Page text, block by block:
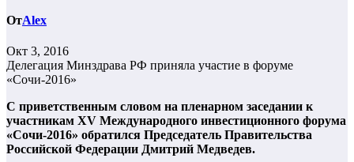
ОтAlex
Окт 3, 2016
Делегация Минздрава РФ приняла участие в форуме
«Сочи-2016»
С приветственным словом на пленарном заседании к
участникам XV Международного инвестиционного форума
«Сочи-2016» обратился Председатель Правительства
Российской Федерации Дмитрий Медведев.